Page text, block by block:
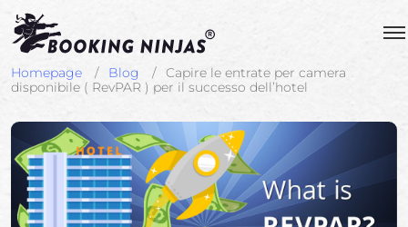
Homepage Blog
Capire le entrate per camera
disponibile ( RevPAR ) per il successo dell’hotel